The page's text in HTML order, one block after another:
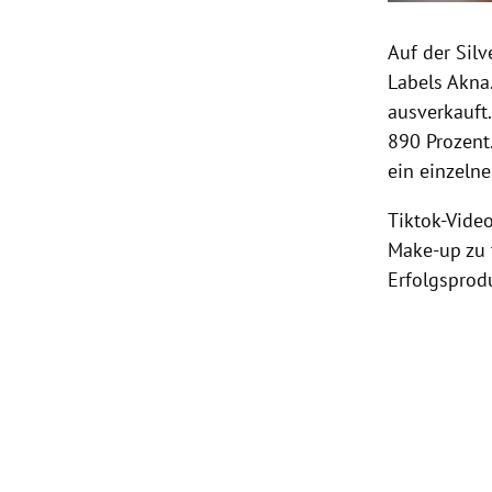
Auf der
Labels
890
ein
Tiktok-
Make-up